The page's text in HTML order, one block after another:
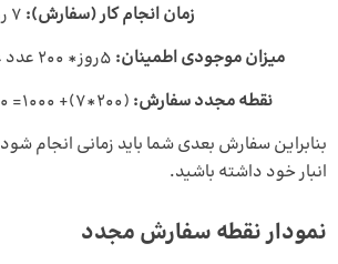
زمان انجام کار (سفارش):
میزان موجودی اطمینان:
نقطه مجدد سفارش: (200*7)+ 1000= 2400 عدد عطر
انبار خود داشته باشید.
نمودار نقطه سفارش مجدد